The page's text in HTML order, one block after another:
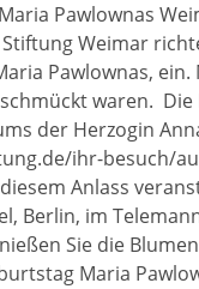
Pawlownas
Weimar
Pawlownas,
waren.
der Herzogin
ihr-besuch/
Anlass
Berlin, im
Sie die
Maria